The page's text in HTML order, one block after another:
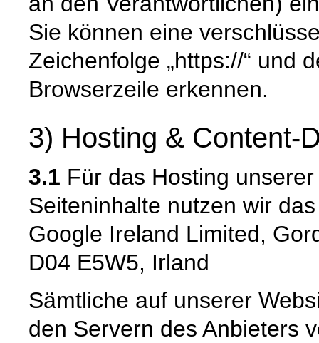
Sie können eine
Zeichenfolge „https://“ und
Browserzeile erkennen.
3) Hosting & Content-
3.1 Für das Hosting
Seiteninhalte nutzen wir
Google Ireland Limited,
D04 E5W5, Irland
Sämtliche auf unserer
den Servern des Anbieters